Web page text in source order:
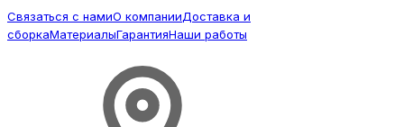
Связаться с намиО компанииДоставка и
сборкаМатериалыГарантияНаши работы